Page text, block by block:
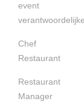
event
Chef
Restaurant
Restaurant
Manager